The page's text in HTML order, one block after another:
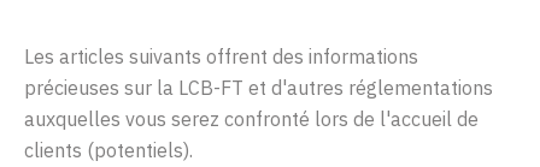
Les articles suivants offrent des informations
précieuses sur la LCB-FT et d'autres réglementations
auxquelles vous serez confronté lors de l'accueil de
clients (potentiels).